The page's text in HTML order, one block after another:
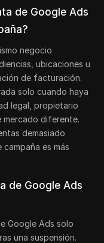
de Google Ads
negocio
ubicaciones u
de facturación.
solo cuando haya
legal, propietario
diferente.
demasiado
es más
de Google Ads
Google Ads solo
una suspensión.